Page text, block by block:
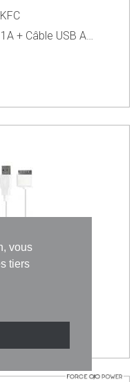
vous
tiers
+ Câble USB A…
USB A / 30…